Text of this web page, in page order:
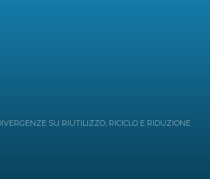
SU RIUTILIZZO, RICICLO E RIDUZIONE